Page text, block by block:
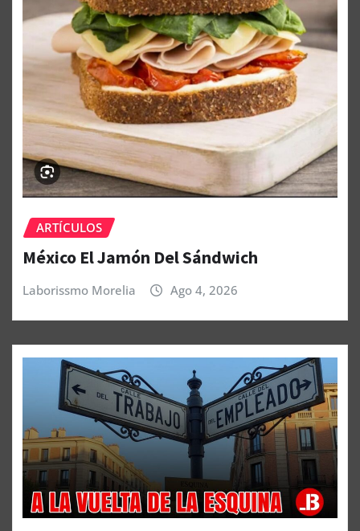
ARTÍCULOS
México El Jamón Del Sándwich
Laborissmo Morelia Ago 4, 2026